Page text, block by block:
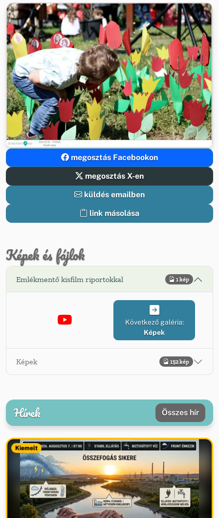
megosztás Facebookon
megosztás X-en
küldés emailben
link másolása
Képek és fájlok
Emlékmentő kisfilm riportokkal 1 kép
Következő galéria:
Képek
Képek 152 kép
Hírek Összes hír
Kiemelt